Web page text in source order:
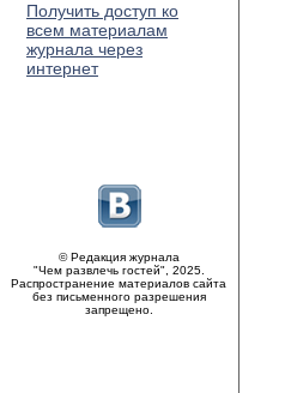
Получить доступ ко
всем материалам
журнала через
интернет
© Редакция журнала
"Чем развлечь гостей", 2025.
Распространение материалов сайта
без письменного разрешения
запрещено.